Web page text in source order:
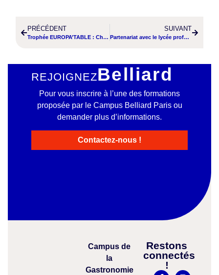
PRÉCÉDENT
Trophée EUROPA’TABLE : Christian EBELA et Gino BENMATI, apprentis en CAP 1ère année décrochent la 5ème place
SUIVANT
Partenariat avec le lycée professionnel Georg-Kerschensteiner
REJOIGNEZBelliard
Pour vous inscrire à l’une des formations
proposée par le Campus Belliard Paris ou
demander plus d’informations.
Contactez-nous !
Campusde
la
Gastronomie
Restons
connectés
!